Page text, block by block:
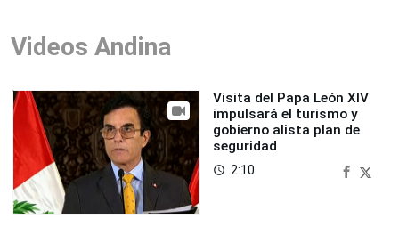
Videos Andina
Visita del Papa León XIV
impulsará el turismo y
gobierno alista plan de
seguridad
access_time 2:10